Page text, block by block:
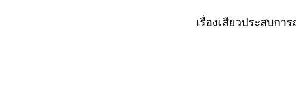
เรื่องเสียวประสบกา